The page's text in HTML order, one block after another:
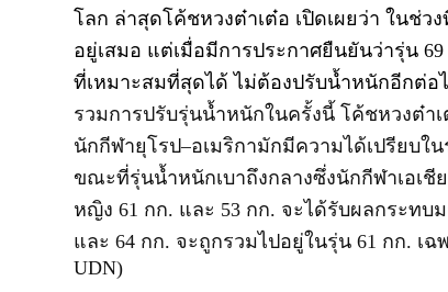
โลก ล่าสุดโค้ชหวงต๋าเต๋อ เปิดเผยว่า ในช่
อยู่เสมอ แต่เมื่อมีการประกาศยืนยันว่ารุ่น69
ที่เหมาะสมที่สุดได้ ไม่ต้องปรับน้ำหนักอีกต่อ
รวมการปรับรุ่นน้ำหนักในครั้งนี้ โค้ชหวงต๋า
นักกีฬายุโรป–อเมริกามักมีความได้เปรียบใ
ขณะที่รุ่นน้ำหนักเบาถึงกลางซึ่งนักกีฬาเอเ
หญิง61 กก. และ 53 กก. จะได้รับผลกระทบ
และ64 กก. จะถูกรวมไปอยู่ในรุ่น61 กก. เฉ
UDN)